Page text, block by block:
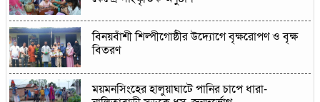
বিনয়বাঁশী শিল্পীগোষ্ঠীর উদ্যোগে বৃক্ষরোপণ ও বৃক্ষ
বিতরণ
ময়মনসিংহের হালুয়াঘাটে পানির চাপে ধারা-